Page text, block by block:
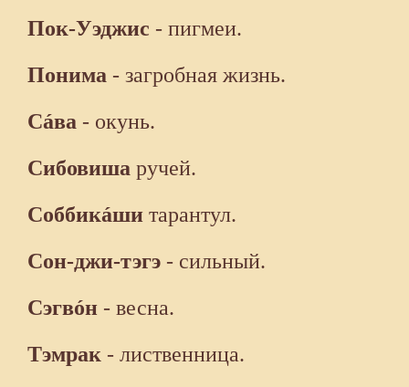
Пок-Уэджис - пигмеи.
Понима - загробная жизнь.
Сáва - окунь.
Сибовиша ручей.
Соббикáши тарантул.
Сон-джи-тэгэ - сильный.
Сэгвóн - весна.
Тэмрак - лиственница.